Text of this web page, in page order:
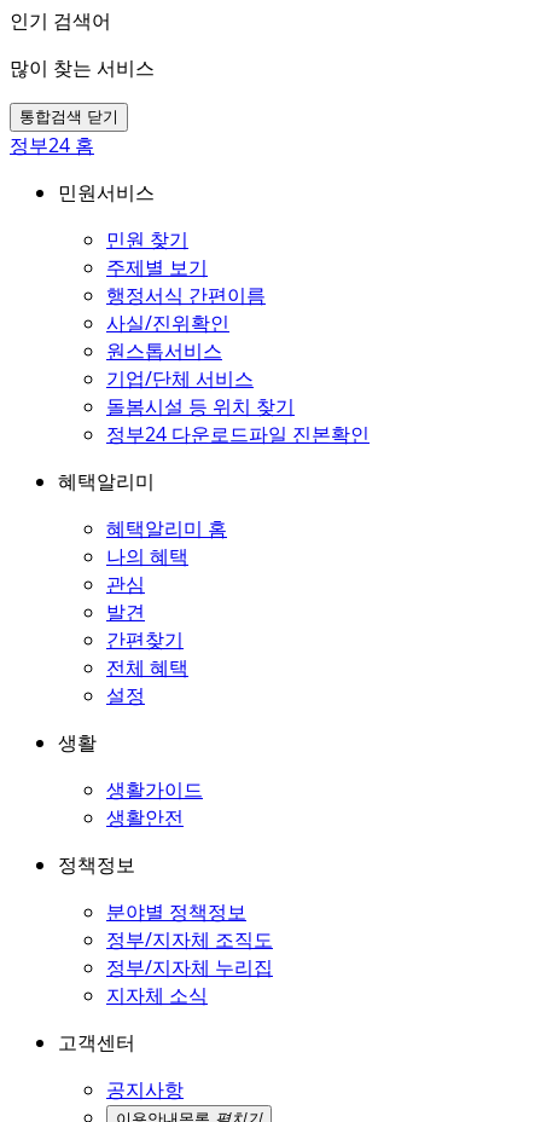
인기 검색어
많이 찾는 서비스
통합검색 닫기
정부24 홈
민원서비스
민원 찾기
주제별 보기
행정서식 간편이름
사실/진위확인
원스톱서비스
기업/단체 서비스
돌봄시설 등 위치 찾기
정부24 다운로드파일 진본확인
혜택알리미
혜택알리미 홈
나의 혜택
관심
발견
간편찾기
전체 혜택
설정
생활
생활가이드
생활안전
정책정보
분야별 정책정보
정부/지자체 조직도
정부/지자체 누리집
지자체 소식
고객센터
공지사항